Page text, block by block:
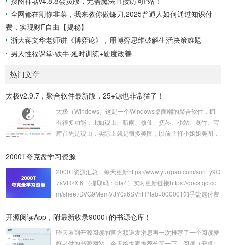
全网都在割你韭菜，我来教你做镰刀,2025普通人如何通过知识付
费，实现财F自由【揭秘】
浙大蒋文华老师讲《博弈论》，用博弈思维破解生活决策难题
男人性福课堂·铁牛·延时训练+硬度改善
热门文章
太极v2.9.7，聚合软件最新版，25+源也非常猛了！
太极（Windows）这是一个Windows桌面端的聚合软件，拥
有很多功能，比如观山、听雨、修仙、抚琴、小站、览竹、宝
库首先是观山，实际上就是很多美图，以前主打小姐姐美图，
等12+接口，现在的版本不仅支持下载，还可以一键设置成壁
期的太极只能简单播放，但是现在的太极不仅拥有7+接口随便
用，而且还支持添加歌单和播放本地音悦，并且还支持歌词显
2000T夸克盘学习资源
2000T资源汇总，每天更新https://www.yunpan.com/surl_y9Q
7sVRzXt6 （提取码：bfa4）实时更新链接https://docs.qq.co
m/sheet/DVG9MemVJY0x6SVhH?tab=000001知乎盐选付费
03e7d精整2024年1月国内外无损音乐专题【202.5GB】http
开源阅读App，附最新收录9000+的书源仓库！
昨天看到开源阅读的官方频道发消息再一次推荐了一个阅读爱
好者做的书源网站，今天给大家推荐分享一下。阅读（安卓）